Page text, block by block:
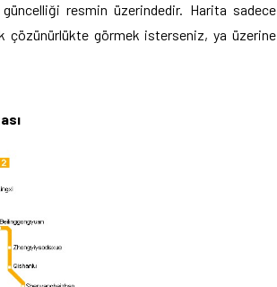
resmin üzerindedir. Harita sadece
çözünürlükte görmek isterseniz, ya üzerine